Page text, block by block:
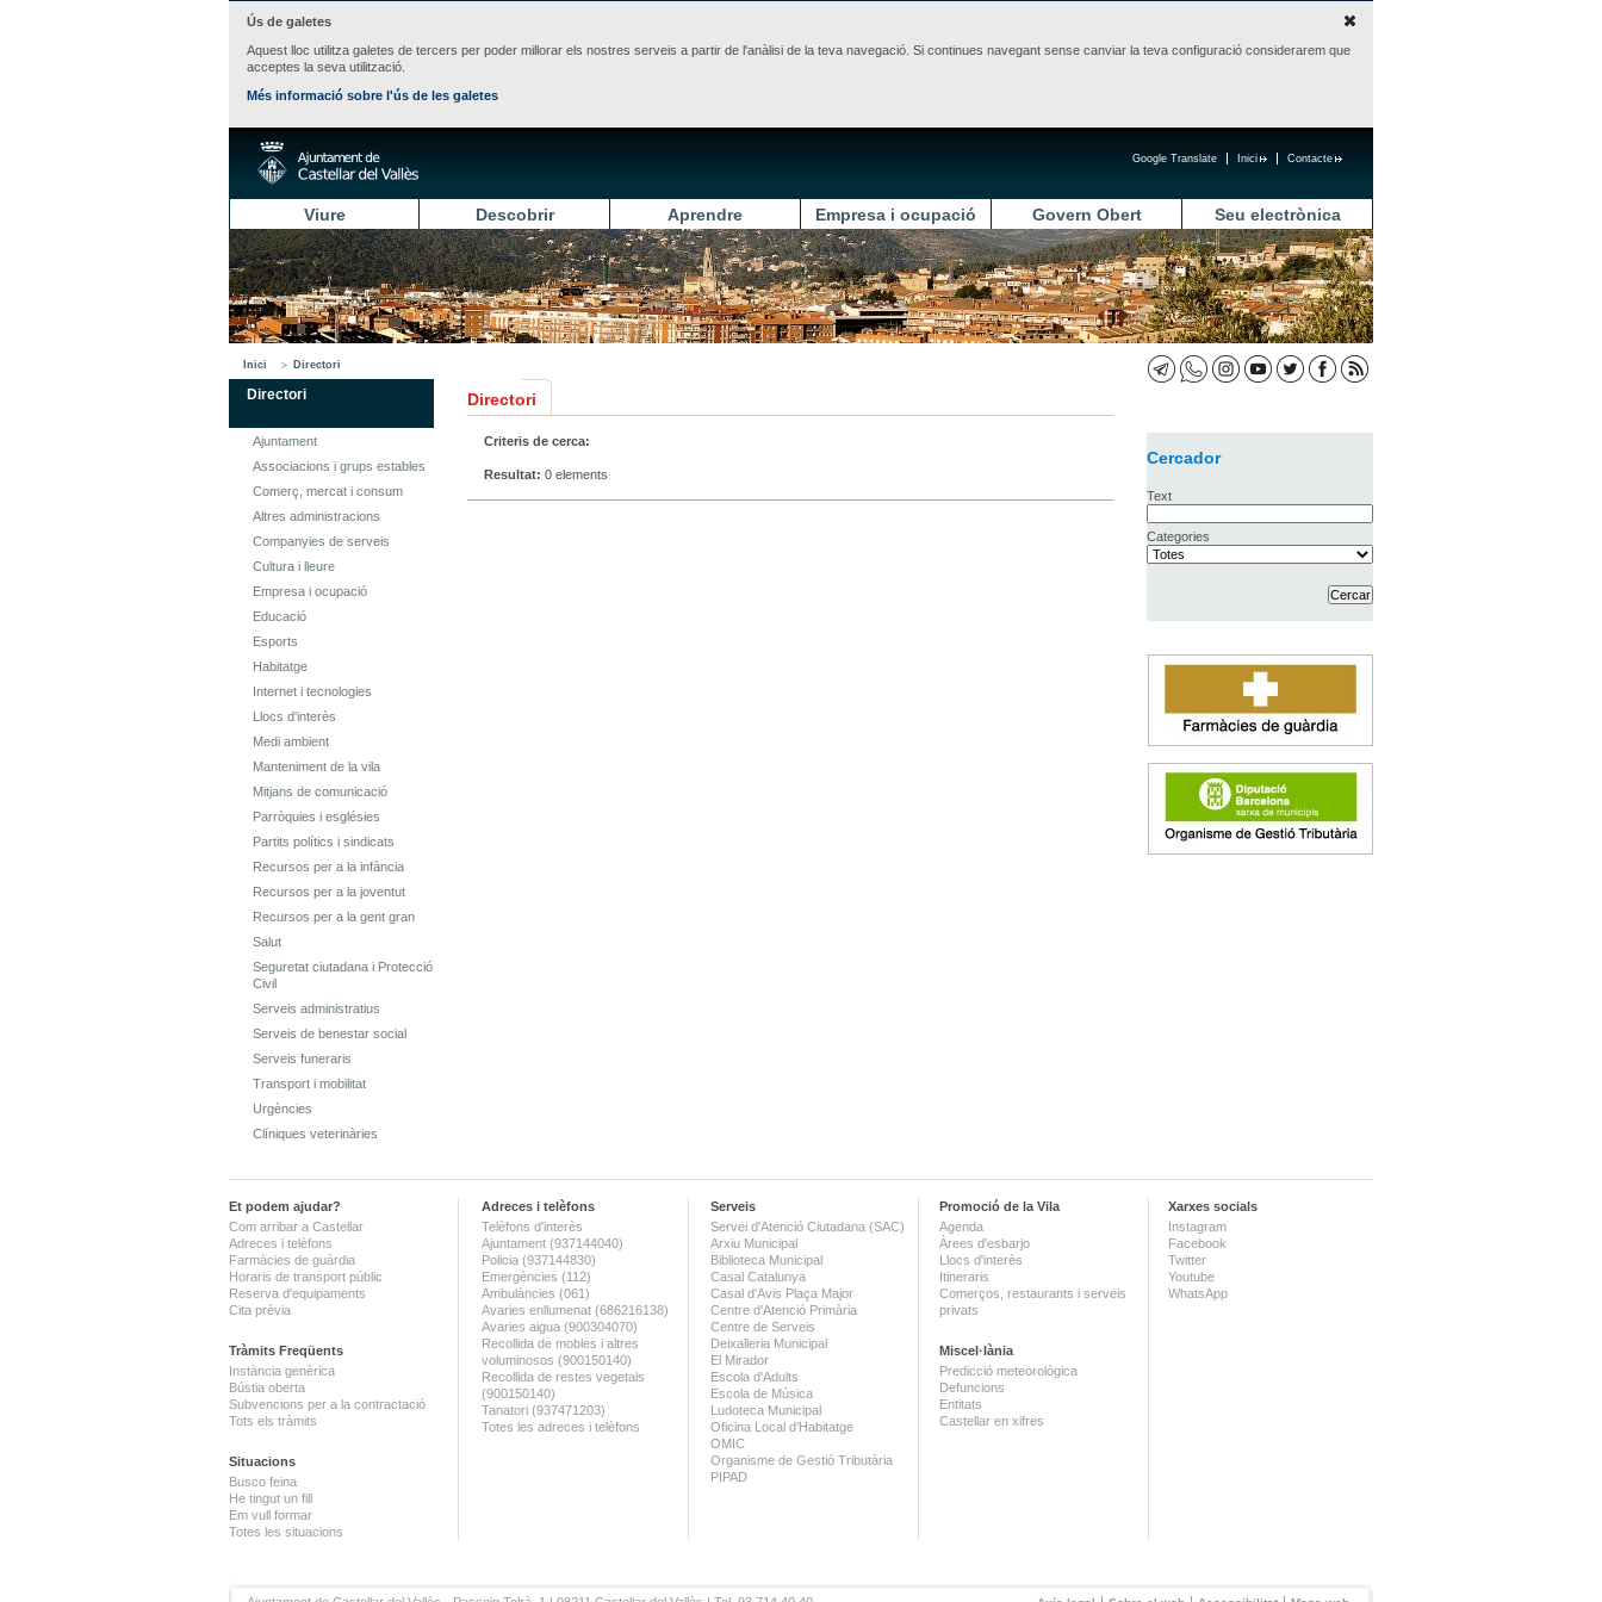
Ús de galetes
Aquest lloc utilitza galetes de tercers per poder millorar els nostres serveis a partir de l'anàlisi de la teva navegació. Si continues navegant sense canviar la teva configuració considerarem que
acceptes la seva utilització.
Més informació sobre l'ús de les galetes
Contacte
Inici
Google Translate
Viure Descobrir Aprendre Empresa i ocupació Govern Obert Seu electrònica
Inici Directori
Directori
Ajuntament
Associacions i grups estables
Comerç, mercat i consum
Altres administracions
Companyies de serveis
Cultura i lleure
Empresa i ocupació
Educació
Esports
Habitatge
Internet i tecnologies
Llocs d'interès
Medi ambient
Manteniment de la vila
Mitjans de comunicació
Parròquies i esglésies
Partits polítics i sindicats
Recursos per a la infància
Recursos per a la joventut
Recursos per a la gent gran
Salut
Seguretat ciutadana i Protecció
Civil
Serveis administratius
Serveis de benestar social
Serveis funeraris
Transport i mobilitat
Urgències
Clíniques veterinàries
Directori
Criteris de cerca:
Resultat: 0 elements
Cercador
Text
Categories
Et podem ajudar?
Com arribar a Castellar
Adreces i telèfons
Farmàcies de guàrdia
Horaris de transport públic
Reserva d'equipaments
Cita prèvia
Tràmits Freqüents
Instància genèrica
Bústia oberta
Subvencions per a la contractació
Tots els tràmits
Situacions
Busco feina
He tingut un fill
Em vull formar
Totes les situacions
Adreces i telèfons
Telèfons d'interès
Ajuntament (937144040)
Policia (937144830)
Emergències (112)
Ambulàncies (061)
Avaries enllumenat (686216138)
Avaries aigua (900304070)
Recollida de mobles i altres
voluminosos (900150140)
Recollida de restes vegetals
(900150140)
Tanatori (937471203)
Totes les adreces i telèfons
Serveis
Servei d'Atenció Ciutadana (SAC)
Arxiu Municipal
Biblioteca Municipal
Casal Catalunya
Casal d'Avis Plaça Major
Centre d'Atenció Primària
Centre de Serveis
Deixalleria Municipal
El Mirador
Escola d'Adults
Escola de Música
Ludoteca Municipal
Oficina Local d'Habitatge
OMIC
Organisme de Gestió Tributària
PIPAD
Promoció de la Vila
Agenda
Àrees d'esbarjo
Llocs d'interès
Itineraris
Comerços, restaurants i serveis
privats
Miscel·lània
Predicció meteorològica
Defuncions
Entitats
Castellar en xifres
Xarxes socials
Instagram
Facebook
Twitter
Youtube
WhatsApp